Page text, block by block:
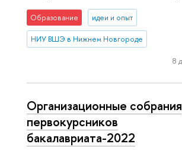
Образование идеи и опыт
НИУ ВШЭ в Нижнем Новгороде
8
Организационные собрания
первокурсников
бакалавриата-2022